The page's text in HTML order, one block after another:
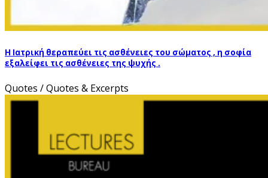
Η Ιατρική θεραπεύει τις ασθένειες του σώματος , η σοφία
εξαλείφει τις ασθένειες της ψυχής .
Quotes / Quotes & Excerpts